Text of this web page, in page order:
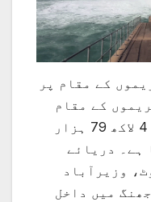
کے مقام پر
کے مقام
پر سیلاب کی آمد اور اخراج 4 لاکھ 79 ہزار
ہے۔ دریائے
وزیرآباد
میں داخل